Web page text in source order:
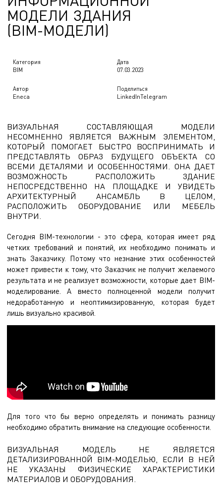
МОДЕЛИ ЗДАНИЯ
(BIM-МОДЕЛИ)
Категория
BIM
Дата
07.03.2023
Автор
Eneca
Поделиться
LinkedInTelegram
ВИЗУАЛЬНАЯ СОСТАВЛЯЮЩАЯ МОДЕЛИ
НЕСОМНЕННО ЯВЛЯЕТСЯ ВАЖНЫМ ЭЛЕМЕНТОМ,
КОТОРЫЙ ПОМОГАЕТ БЫСТРО ВОСПРИНИМАТЬ И
ПРЕДСТАВЛЯТЬ ОБРАЗ БУДУЩЕГО ОБЪЕКТА СО
ВСЕМИ ДЕТАЛЯМИ И ОСОБЕННОСТЯМИ. ОНА ДАЕТ
ВОЗМОЖНОСТЬ РАСПОЛОЖИТЬ ЗДАНИЕ
НЕПОСРЕДСТВЕННО НА ПЛОЩАДКЕ И УВИДЕТЬ
АРХИТЕКТУРНЫЙ АНСАМБЛЬ В ЦЕЛОМ,
РАСПОЛОЖИТЬ ОБОРУДОВАНИЕ ИЛИ МЕБЕЛЬ
ВНУТРИ.
Сегодня BIM-технологии - это сфера, которая имеет ряд
четких требований и понятий, их необходимо понимать и
знать Заказчику. Потому что незнание этих особенностей
может привести к тому, что Заказчик не получит желаемого
результата и не реализует возможности, которые дает BIM-
моделирование . А вместо полноценной модели получит
недоработанную и неоптимизированную, которая будет
лишь визуально красивой.
Для того что бы верно определять и понимать разницу
необходимо обратить внимание на следующие особенности.
ВИЗУАЛЬНАЯ МОДЕЛЬ НЕ ЯВЛЯЕТСЯ
ДЕТАЛИЗИРОВАННОЙ BIM-МОДЕЛЬЮ, ЕСЛИ В НЕЙ
НЕ УКАЗАНЫ ФИЗИЧЕСКИЕ ХАРАКТЕРИСТИКИ
МАТЕРИАЛОВ И ОБОРУДОВАНИЯ.